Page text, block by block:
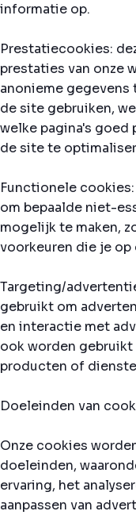
informatie op.
Prestatiecookies:
prestaties van onze
anonieme gegevens
de site gebruiken,
welke pagina's
de site te
Functionele
om bepaalde niet-
mogelijk te maken,
voorkeuren die je
Targeting/
gebruikt om
en interactie met
ook worden
producten of
Doeleinden van
Onze cookies
doeleinden,
ervaring, het
aanpassen van